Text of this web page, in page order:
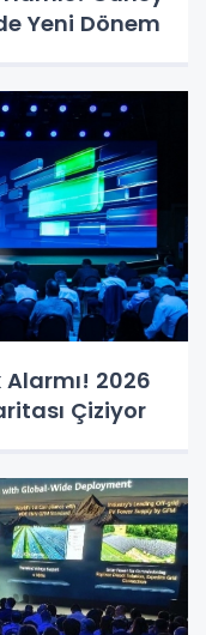
Yeni Dönem
2026
Çiziyor